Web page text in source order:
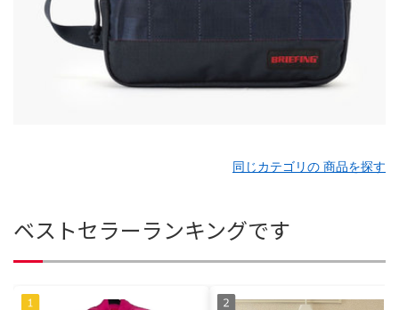
同じカテゴリの 商品を探す
ベストセラーランキングです